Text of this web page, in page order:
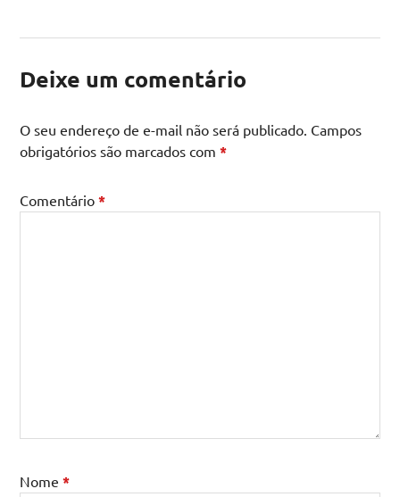
Deixe um comentário
O seu endereço de e-mail não será publicado. Campos
obrigatórios são marcados com*
Comentário*
Nome*